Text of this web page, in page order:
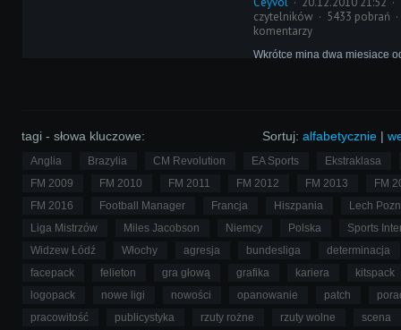
czytelników
5433 pobrań
komentarzy
Wkrótce miną dwa miesiące
komputerowym.
Sortuj: alfabetycznie |
tagi - słowa kluczowe:
Anglia Brazylia CM Revolution EA Sports
Ekstraklasa
FM 2009
FM 2010 FM 2011 FM 2012 FM 2013
FM
FM 2016
Football Manager Francja Hiszpania
Lech
Liga Mistrzów
Miles Jacobson Niemcy Polska
Sports
Widzew Łódź
Włochy agresja bundesliga
determinacja
facepack
felieton gra głową grafika kariera
kitspack
logopack
nowe ligi nowości opanowanie patch
pracowitość
publicystyka rzuty rożne rzuty wolne
scena